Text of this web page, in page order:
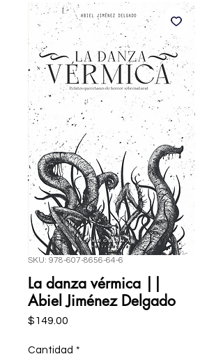
SKU: 978-607-8656-64-6
La danza vérmica ||
Abiel Jiménez Delgado
$149.00
Cantidad *